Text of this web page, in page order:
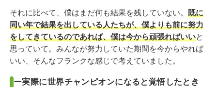
それに比べて、僕はまだ何も結果を残していない。
既に
同い年で結果を出している人たちが、僕よりも前に努力
をしてきているのであれば、僕は今から頑張ればいいと
思っていて。みんなが努力していた期間を今からやれば
いい、そんなフランクな感じで考えていました。
ー実際に世界チャンピオンになると覚悟したとき